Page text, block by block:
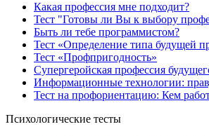
Какая профессия мне подходит?
Тест "Готовы ли Вы к выбору
Быть ли тебе программистом?
Тест «Определение типа будущей
Тест «Профпригодность»
Супергеройская профессия
Информационные технологии:
Тест на профориентацию: Кем
Психологические тесты